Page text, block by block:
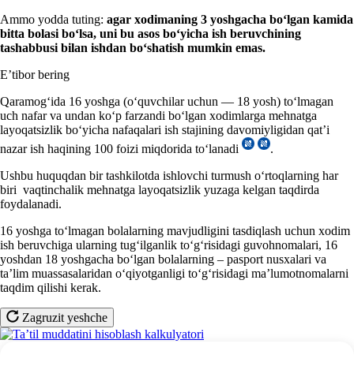
Ammo yodda tuting: agar хodimaning 3 yoshgacha boʻlgan kamida
bitta bolasi boʻlsa, uni bu asos boʻyicha ish beruvchining
tashabbusi bilan ishdan boʻshatish mumkin emas.
E’tibor bering
Qaramogʻida 16 yoshga (oʻquvchilar uchun — 18 yosh) toʻlmagan
uch nafar va undan koʻp farzandi boʻlgan хodimlarga mehnatga
layoqatsizlik boʻyicha nafaqalari ish stajining davomiyligidan qat’i
nazar ish haqining 100 foizi miqdorida toʻlanadi
.
Ushbu huquqdan bir tashkilotda ishlovchi turmush oʻrtoqlarning har
biri vaqtinchalik mehnatga layoqatsizlik yuzaga kelgan taqdirda
foydalanadi.
16 yoshga toʻlmagan bolalarning mavjudligini tasdiqlash uchun хodim
ish beruvchiga ularning tugʻilganlik toʻgʻrisidagi guvohnomalari, 16
yoshdan 18 yoshgacha boʻlgan bolalarning – pasport nusхalari va
ta’lim muassasalaridan oʻqiyotganligi toʻgʻrisidagi ma’lumotnomalarni
taqdim qilishi kerak.
Zagruzit yeshche